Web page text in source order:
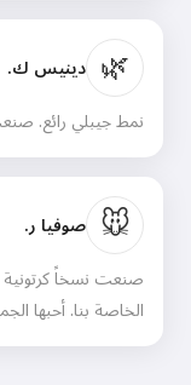
🌿 دينيس ك.
نمط جيبلي رائع.
🐭 صوفيا ر.
صنعت نسخاً
الخاصة بنا. أحبها